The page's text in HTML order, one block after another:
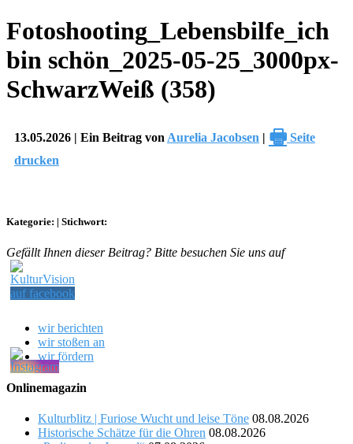
Fotoshooting_Lebensbilfe_ich
bin schön_2025-05-25_3000px-
SchwarzWeiß (358)
13.05.2026 | Ein Beitrag von Aurelia Jacobsen | 🖶 Seite
drucken
Kategorie: | Stichwort:
Gefällt Ihnen dieser Beitrag? Bitte besuchen Sie uns auf
wir berichten
wir stoßen an
wir fördern
Onlinemagazin
Kulturblitz | Furiose Wucht und leise Töne 08.08.2026
Historische Schätze für die Ohren 08.08.2026